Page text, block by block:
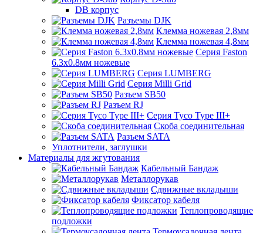
DB корпус
Разъемы DJK
Клемма ножевая 2,8мм
Клемма ножевая 4,8мм
Серия Faston
6.3х0.8мм ножевые
Серия LUMBERG
Серия Milli Grid
Разъем SB50
Разъем RJ
Серия Tyco Type III+
Скоба соединительная
Разъем SATA
Уплотнители, заглушки
Материалы для жгутования
Кабельный Бандаж
Металлорукав
Сдвижные вкладыши
Фиксатор кабеля
Теплопроводящие
подложки